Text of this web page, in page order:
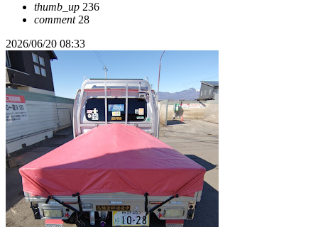
thumb_up 236
comment28
2026/06/20 08:33